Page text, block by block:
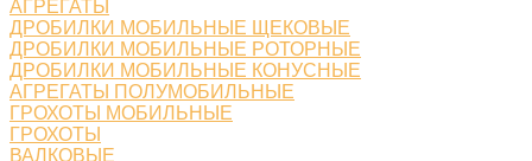
АГРЕГАТЫ
ДРОБИЛКИ МОБИЛЬНЫЕ ЩЕКОВЫЕ
ДРОБИЛКИ МОБИЛЬНЫЕ РОТОРНЫЕ
ДРОБИЛКИ МОБИЛЬНЫЕ КОНУСНЫЕ
АГРЕГАТЫ ПОЛУМОБИЛЬНЫЕ
ГРОХОТЫ МОБИЛЬНЫЕ
ГРОХОТЫ
ВАЛКОВЫЕ